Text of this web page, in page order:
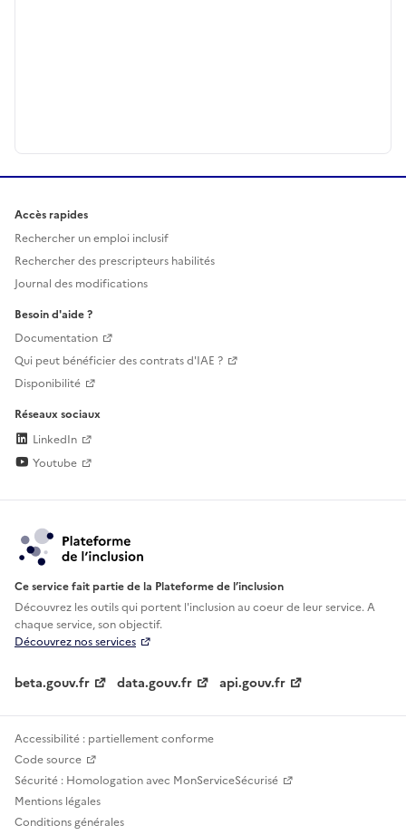
Accès rapides
Rechercher un emploi inclusif
Rechercher des prescripteurs habilités
Journal des modifications
Besoin d'aide ?
Documentation
Qui peut bénéficier des contrats d'IAE ?
Disponibilité
Réseaux sociaux
LinkedIn
Youtube
Ce service fait partie de la Plateforme de l’inclusion
Découvrez les outils qui portent l'inclusion aucoeur de leur service. A
chaque service, son objectif.
Découvrez nos services
beta.gouv.fr data.gouv.fr api.gouv.fr
Accessibilité : partiellement conforme
Code source
Sécurité : Homologation avec MonServiceSécurisé
Mentions légales
Conditions générales